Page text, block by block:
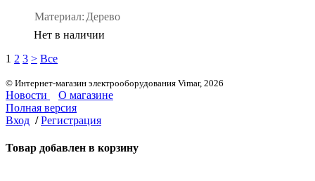
Материал: Дерево
Нет в наличии
1 2 3 > Все
© Интернет-магазин электрооборудования Vimar, 2026
Новости
О магазине
Полная версия
Вход / Регистрация
Товар добавлен в корзину